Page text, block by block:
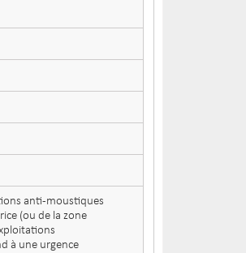
anti-moustiques
(ou de la zone
à une urgence